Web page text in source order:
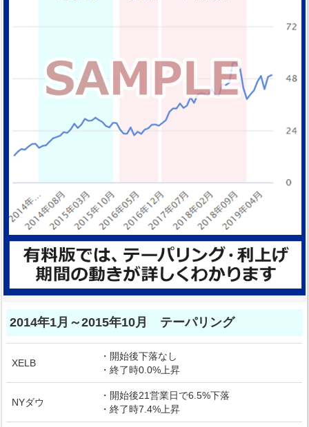
2014年1月～2015年10月 テーパリング
XELB
・開始後下落なし
・終了時0.0%上昇
NYダウ
・開始後21営業日で6.5%下落
・終了時7.4%上昇